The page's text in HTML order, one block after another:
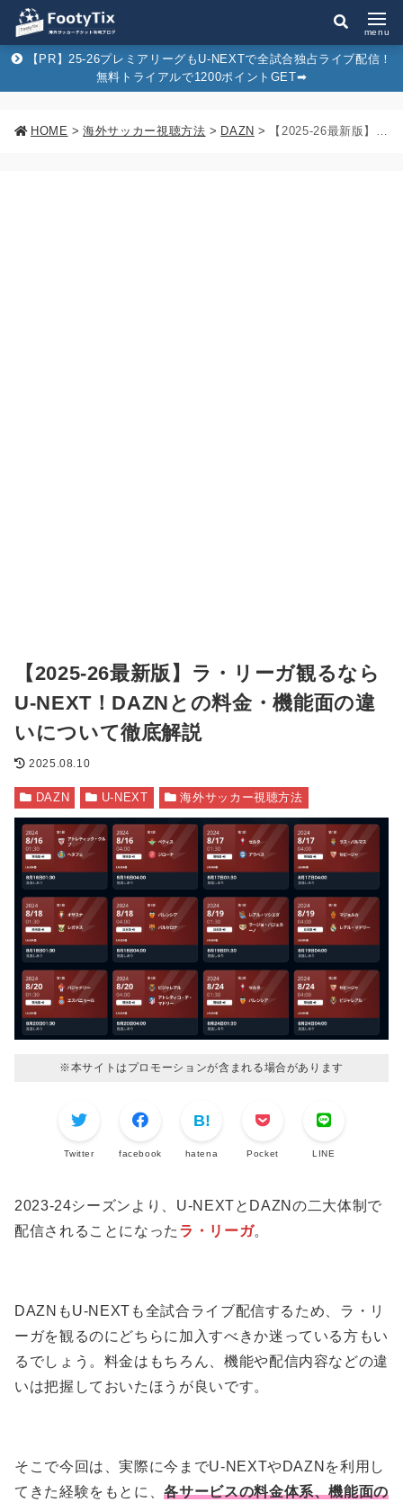
menu
【PR】25-26プレミアリーグもU-NEXTで全試合独占ライブ配信！
無料トライアルで1200ポイントGET➡︎
HOME > 海外サッカー視聴方法 > DAZN > 【2025-26最新版】ラ・リーガ観るならU-NEXT！DAZNとの料金・機能面の違いについて徹底解説
【2025-26最新版】ラ・リーガ観るなら
U-NEXT！DAZNとの料金・機能面の違
いについて徹底解説
2025.08.10
DAZN U-NEXT 海外サッカー視聴方法
※本サイトはプロモーションが含まれる場合があります
Twitter facebook hatena Pocket LINE
2023-24シーズンより、U-NEXTとDAZNの二大体制で
配信されることになった ラ・リーガ。
DAZNもU-NEXTも全試合ライブ配信するため、ラ・リ
ーガを観るのにどちらに加入すべきか迷っている方もい
るでしょう。料金はもちろん、機能や配信内容などの違
いは把握しておいたほうが良いです。
そこで今回は、実際に今までU-NEXTやDAZNを利用し
てきた経験をもとに、各サービスの料金体系、機能面の